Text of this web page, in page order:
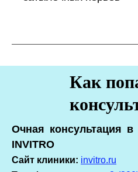
Как
Очная консультация
INVITRO
Сайт клиники: invitro.ru